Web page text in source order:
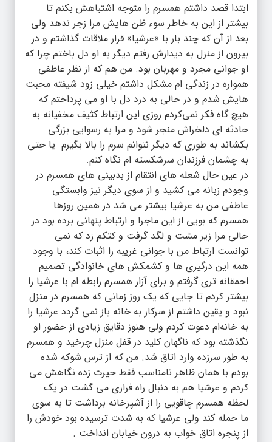
ابتدا قصد داشتم همسرم را متوجه اشتباهش بکنم تا
بیشتر از این به خاطر سوء ظن هایش مرا زجر ندهد ولی
بعد از آن که چند بار با «عرشیا» قرار ملاقات گذاشتم و در
بیرون از منزل به دیدارش رفتم دیگر به او دل باختم چرا که
او جوانی مجرد و مهربان بود. من هم که از نظر عاطفی
همواره در زندگی ام مشکل داشتم خیلی زود شیفته محبت
هایش شدم و در حالی به درد دل با او می پرداختم که
هیچ گاه فکر نمی‌کردم روزی این ارتباط کثیف مخفیانه به
حادثه ای دلخراش منجر شود و مرا به رسوایی بزرگی
بکشاند به طوری که دیگر نتوانم سرم را بالا بگیرم یا حتی
به چشمان فرزندان سرشکسته ام نگاه کنم.
در عین حال شعله های انتقام از بدبینی های همسرم در
وجودم زبانه می کشید و از سوی دیگر نیز وابستگی
عاطفی من به عرشیا بیشتر می شد در همین روزها
همسرم که بویی از این ماجرا و ارتباط پنهانی برده بود در
حالی مرا زیر مشت و لگد گرفت و کتکم زد که نمی
توانست ارتباط من با جوانی غریبه را اثبات کند، با وجود
همه این درگیری ها و کشمکش های خانوادگی تصمیم
احمقانه تری گرفتم و برای آزار همسرم رابطه ام با عرشیا را
بیشتر کردم تا جایی که یک روز زمانی که همسرم در منزل
نبود و یقین داشتم از سرکار به خانه باز نمی گردد عرشیا را
به خانه‌ام دعوت کردم ولی هنوز دقایق زیادی از حضور او
نگذشته بود که ناگهان کلید در قفل منزل چرخید و همسرم
به طور سرزده وارد اتاق شد. من که از ترس شوکه شده
بودم با همان ظاهر نامناسب فقط حیرت زده نگاهش می
کردم و عرشیا هم به دنبال راه فراری می گشت در یک
لحظه همسرم چاقویی را از آشپزخانه برداشت تا به سوی
ما حمله کند ولی عرشیا که به شدت ترسیده بود خودش را
از پنجره اتاق خواب به درون خیابان انداخت .